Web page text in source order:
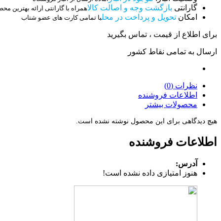
گارانتی بازگشت وجه و اصالت کالاهمراه با گارانتی ارائه بهترین
امکان تحویل و پرداخت در محلبا تمامی کارت های عضو شتاب
برای اطلاع از قیمت ، تماس بگیرید
ارسال به تمامی نقاط کشور
نظرات (0)
اطلاعات فروشنده
محصولات بیشتر
هیچ دیدگاهی برای این محصول نوشته نشده است.
اطلاعات فروشنده
آدرس:
هنوز امتیازی داده نشده است!